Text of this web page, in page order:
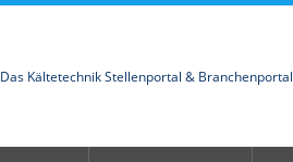
Das Kältetechnik Stellenportal & Branchenportal